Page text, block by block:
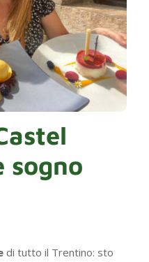
sogno
di tutto il Trentino: sto